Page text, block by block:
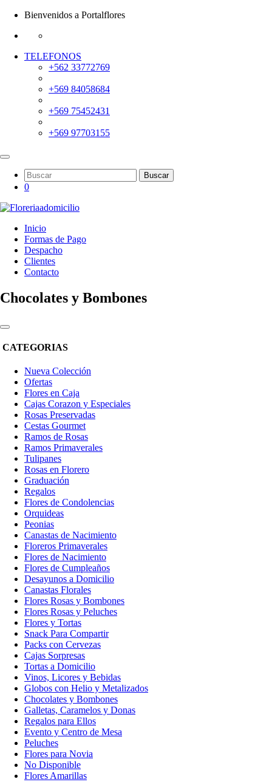
Bienvenidos a Portalflores
TELEFONOS
+562 33772769
+569 84058684
+569 75452431
+569 97703155
Buscar
0
Inicio
Formas de Pago
Despacho
Clientes
Contacto
Chocolates y Bombones
CATEGORIAS
Nueva Colección
Ofertas
Flores en Caja
Cajas Corazon y Especiales
Rosas Preservadas
Cestas Gourmet
Ramos de Rosas
Ramos Primaverales
Tulipanes
Rosas en Florero
Graduación
Regalos
Flores de Condolencias
Orquideas
Peonias
Canastas de Nacimiento
Floreros Primaverales
Flores de Nacimiento
Flores de Cumpleaños
Desayunos a Domicilio
Canastas Florales
Flores Rosas y Bombones
Flores Rosas y Peluches
Flores y Tortas
Snack Para Compartir
Packs con Cervezas
Cajas Sorpresas
Tortas a Domicilio
Vinos, Licores y Bebidas
Globos con Helio y Metalizados
Chocolates y Bombones
Galletas, Caramelos y Donas
Regalos para Ellos
Evento y Centro de Mesa
Peluches
Flores para Novia
No Disponible
Flores Amarillas